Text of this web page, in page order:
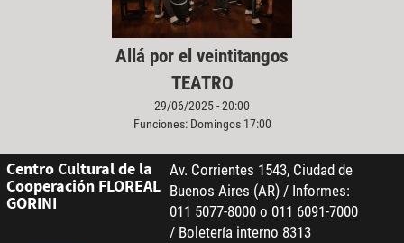
Allá por el veintitangos
TEATRO
29/06/2025 - 20:00
Funciones: Domingos 17:00
Centro Cultural de la
Cooperación FLOREAL
GORINI
Av. Corrientes 1543, Ciudad de
Buenos Aires (AR) / Informes:
011 5077-8000 o 011 6091-7000
/ Boletería interno 8313